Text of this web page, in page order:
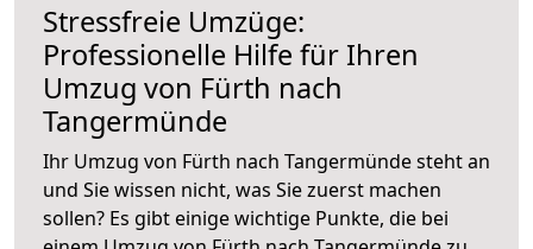
Stressfreie Umzüge:
Professionelle Hilfe für Ihren
Umzug von Fürth nach
Tangermünde
Ihr Umzug von Fürth nach Tangermünde steht an
und Sie wissen nicht, was Sie zuerst machen
sollen? Es gibt einige wichtige Punkte, die bei